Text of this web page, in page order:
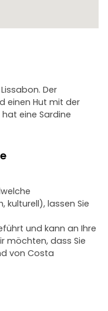
Der
einen Hut mit der
eine Sardine
kulturell), lassen Sie
und kann an Ihre
möchten, dass Sie
von Costa